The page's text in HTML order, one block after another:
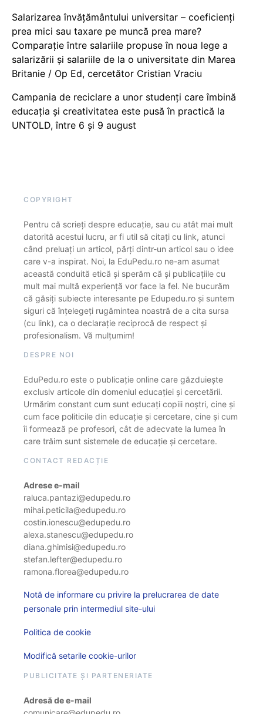
Salarizarea învățământului universitar – coeficienți
prea mici sau taxare pe muncă prea mare?
Comparație între salariile propuse în noua lege a
salarizării și salariile de la o universitate din Marea
Britanie / Op Ed, cercetător Cristian Vraciu
Campania de reciclare a unor studenți care îmbină
educația și creativitatea este pusă în practică la
UNTOLD, între 6 și 9 august
COPYRIGHT
Pentru că scrieți despre educație, sau cu atât mai mult
datorită acestui lucru, ar fi util să citați cu link, atunci
când preluați un articol, părți dintr-un articol sau o idee
care v-a inspirat. Noi, la EduPedu.ro ne-am asumat
această conduită etică și sperăm că și publicațiile cu
mult mai multă experiență vor face la fel. Ne bucurăm
că găsiți subiecte interesante pe Edupedu.ro și suntem
siguri că înțelegeți rugămintea noastră de a cita sursa
(cu link), ca o declarație reciprocă de respect și
profesionalism. Vă mulțumim!
DESPRE NOI
EduPedu.ro este o publicație online care găzduiește
exclusiv articole din domeniul educației și cercetării.
Urmărim constant cum sunt educați copiii noștri, cine și
cum face politicile din educație și cercetare, cine și cum
îi formează pe profesori, cât de adecvate la lumea în
care trăim sunt sistemele de educație și cercetare.
CONTACT REDACȚIE
Adrese e-mail
raluca.pantazi@edupedu.ro
mihai.peticila@edupedu.ro
costin.ionescu@edupedu.ro
alexa.stanescu@edupedu.ro
diana.ghimisi@edupedu.ro
stefan.lefter@edupedu.ro
ramona.florea@edupedu.ro
Notă de informare cu privire la prelucrarea de date
personale prin intermediul site-ului
Politica de cookie
Modifică setarile cookie-urilor
PUBLICITATE ȘI PARTENERIATE
Adresă de e-mail